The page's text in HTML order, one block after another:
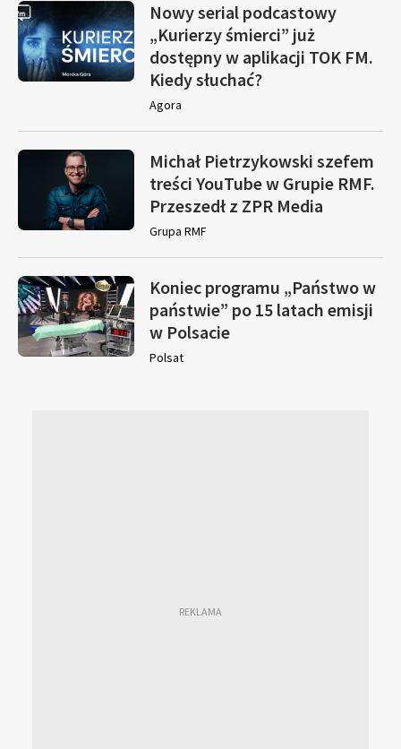
Nowy serial podcastowy
„Kurierzy śmierci” już
dostępny w aplikacji TOK FM.
Kiedy słuchać?
Agora
Michał Pietrzykowski szefem
treści YouTube w Grupie RMF.
Przeszedł z ZPR Media
Grupa RMF
Koniec programu „Państwo w
państwie” po 15 latach emisji
w Polsacie
Polsat